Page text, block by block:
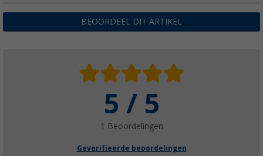
BEOORDEEL DIT ARTIKEL
5 / 5
1 Beoordelingen
Geverifieerde beoordelingen